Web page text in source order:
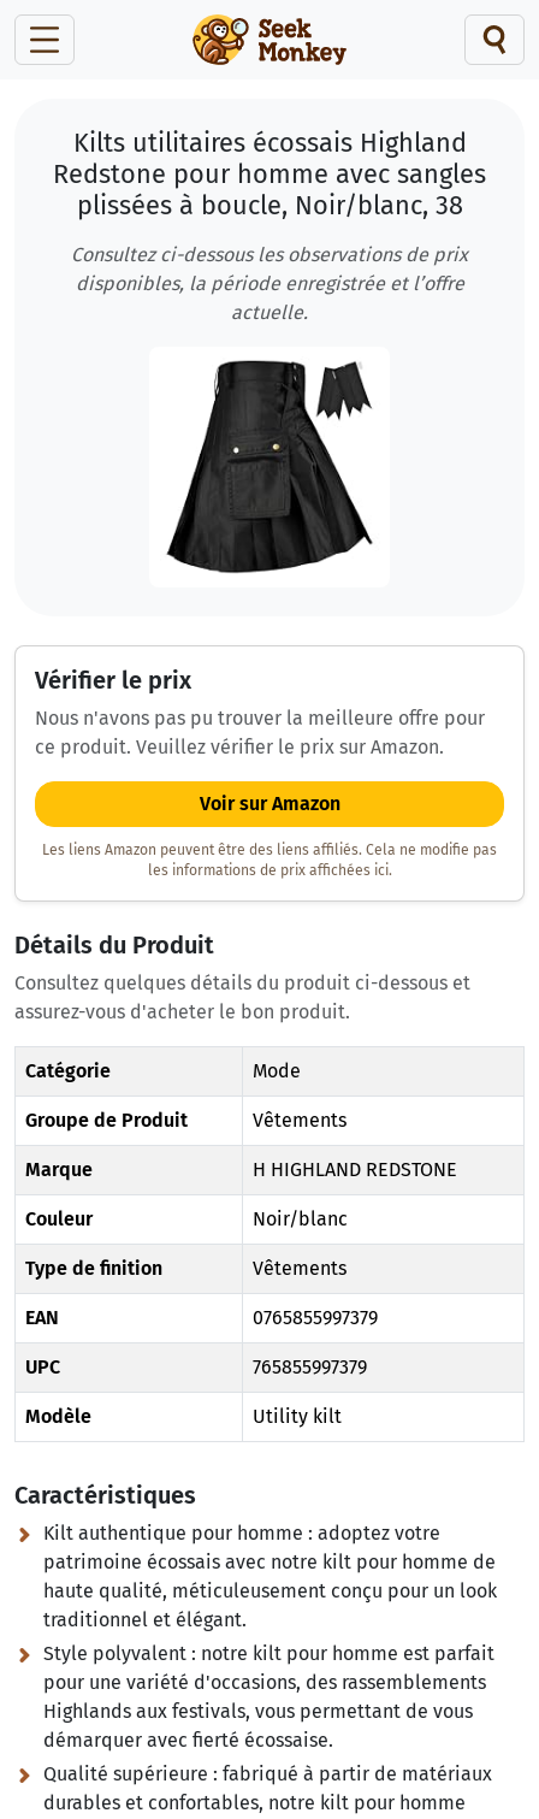
Kilts utilitaires écossais Highland
Redstone pour homme avec sangles
plissées à boucle, Noir/blanc, 38
Consultez ci-dessous les observations de prix
disponibles, la période enregistrée et l’offre
actuelle.
Vérifier le prix
Nous n'avons pas pu trouver la meilleure offre pour
ce produit. Veuillez vérifier le prix sur Amazon.
Voir sur Amazon
Les liens Amazon peuvent être des liens affiliés. Cela ne modifie pas
les informations de prix affichées ici.
Détails du Produit
Consultez quelques détails du produit ci-dessous et
assurez-vous d'acheter le bon produit.
Catégorie Mode
Groupe de Produit Vêtements
Marque H HIGHLAND REDSTONE
Couleur Noir/blanc
Type de finition Vêtements
EAN 0765855997379
UPC 765855997379
Modèle Utility kilt
Caractéristiques
Kilt authentique pour homme : adoptez votre
patrimoine écossais avec notre kilt pour homme de
haute qualité, méticuleusement conçu pour un look
traditionnel et élégant.
Style polyvalent : notre kilt pour homme est parfait
pour une variété d'occasions, des rassemblements
Highlands aux festivals, vous permettant de vous
démarquer avec fierté écossaise.
Qualité supérieure : fabriqué à partir de matériaux
durables et confortables, notre kilt pour homme